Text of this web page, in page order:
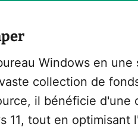
Windows en une
collection de
il bénéficie d'une
11, tout en optimisant